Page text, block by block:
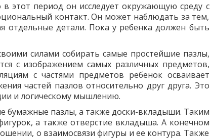
в этот период он исследует окружающую среду с
контакт. Он может наблюдать за тем,
отдельные детали. Пока у ребенка должен быть
силами собирать самые простейшие пазлы,
с изображением самых различных предметов,
с частями предметов ребенок осваивает
частей пазлов относительно друг друга. Это
и логическому мышлению.
бумажные пазлы, а также доски-вкладыши. Таким
а также отверстие вкладыша. А конечном
о взаимосвязи фигуры и ее контура. Также